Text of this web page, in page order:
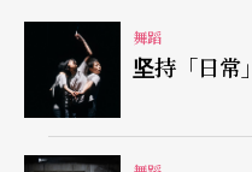
可看到香港人回归前的
的手法极端强烈，令
与现代之间的徘徊，虽
著历史变迁与回归的惶
舞蹈
坚持「日常